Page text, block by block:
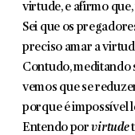
virtude, e afirmo
Sei que os
preciso amar a
Contudo, meditando
vemos que se
porque é impossível
Entendo porvir­tude